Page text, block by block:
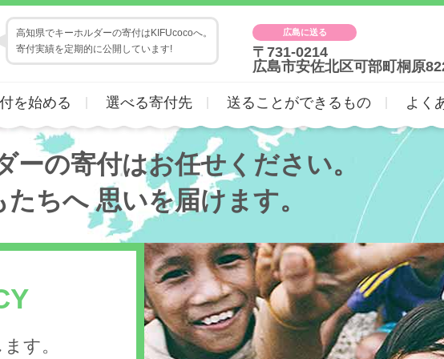
高知県でキーホルダーの寄付はKIFUcocoへ。
寄付実績を定期的に公開しています!
広島に送る
〒731-0214
広島市安佐北区可部町桐原
を始める 選べる寄付先 送ることができるもの よく
ーの寄付はお任せください。
たちへ思いを届けます。
す。